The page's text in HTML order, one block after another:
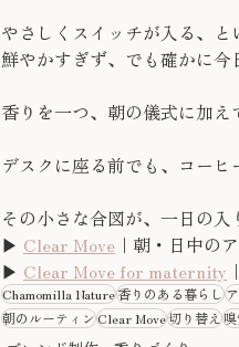
やさしくスイッチが入る、と
鮮やかすぎず、でも確かに今
香りを一つ、朝の儀式に加え
デスクに座る前でも、コーヒ
その小さな合図が、一日の入
▶︎ Clear Move ｜朝・日中の
▶︎ Clear Move for maternity
Chamomilla Nature香りのある暮らし
朝のルーティンClear Move切り替え